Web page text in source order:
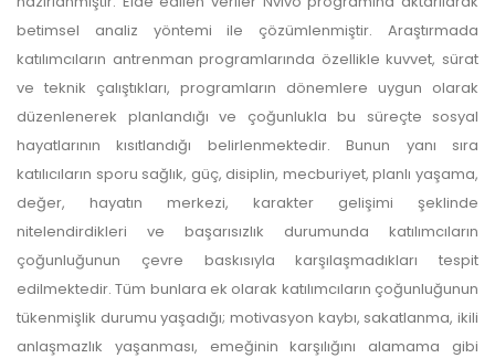
betimsel analiz yöntemi ile çözümlenmiştir. Araştırmada
katılımcıların antrenman programlarında özellikle kuvvet, sürat
ve teknik çalıştıkları, programların dönemlere uygun olarak
düzenlenerek planlandığı ve çoğunlukla bu süreçte sosyal
hayatlarının kısıtlandığı belirlenmektedir. Bunun yanı sıra
katılıcıların sporu sağlık, güç, disiplin, mecburiyet, planlı yaşama,
değer, hayatın merkezi, karakter gelişimi şeklinde
nitelendirdikleri ve başarısızlık durumunda katılımcıların
çoğunluğunun çevre baskısıyla karşılaşmadıkları tespit
edilmektedir. Tüm bunlara ek olarak katılımcıların çoğunluğunun
tükenmişlik durumu yaşadığı; motivasyon kaybı, sakatlanma, ikili
anlaşmazlık yaşanması, emeğinin karşılığını alamama gibi